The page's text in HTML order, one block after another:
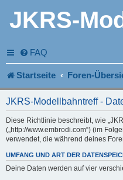
JKRS-
FAQ
Startseite Foren-
JKRS-Modellbahntreff -
Diese Richtlinie beschreibt, wie
(„http://www.embrodi.com“) (im
verwendet, die während deines
UMFANG UND ART DER
Deine Daten werden auf vier